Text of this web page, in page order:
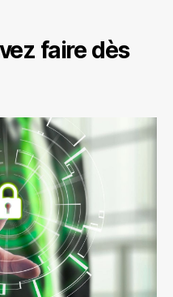
faire dès